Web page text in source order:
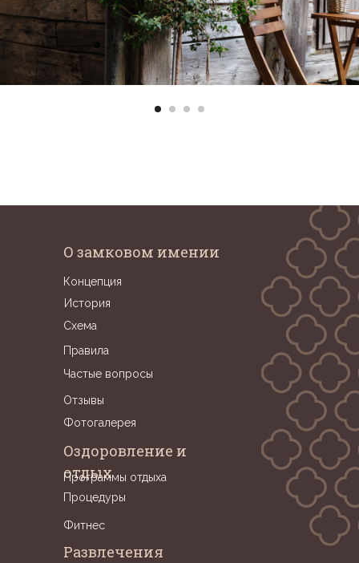
Оздоровление и
отдых
Развлечения
О замковом имении
Концепция
История
Схема
Правила
Частые вопросы
Отзывы
Фотогалерея
Программы отдыха
Процедуры
Фитнес